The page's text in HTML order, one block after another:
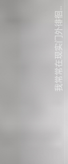
我常常在现实门外徘徊...